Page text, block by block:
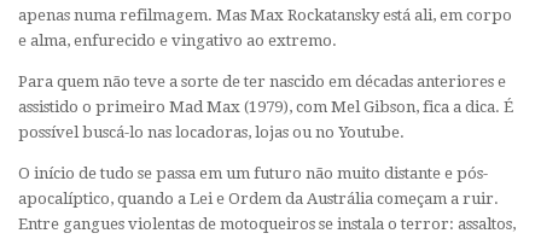
apenas numa refilmagem. Mas Max Rockatansky está ali, em corpo
e alma, enfurecido e vingativo ao extremo.
Para quem não teve a sorte de ter nascido em décadas anteriores e
assistido o primeiro Mad Max (1979), com Mel Gibson, fica a dica. É
possível buscá-lo nas locadoras, lojas ou no Youtube.
O início de tudo se passa em um futuro não muito distante e pós-
apocalíptico, quando a Lei e Ordem da Austrália começam a ruir.
Entre gangues violentas de motoqueiros se instala o terror: assaltos,